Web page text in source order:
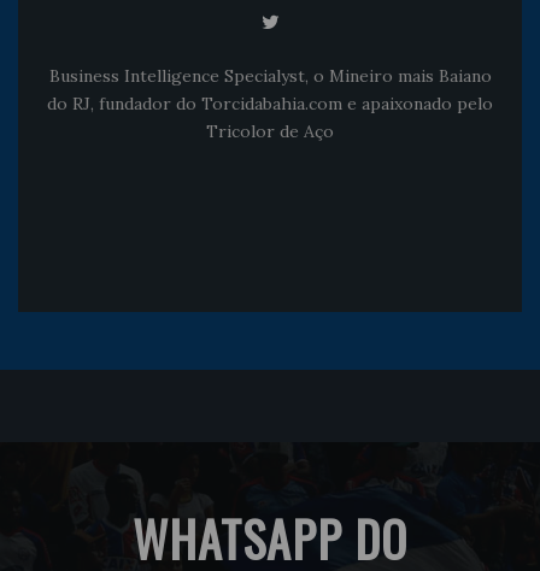
Business Intelligence Specialyst, o Mineiro mais Baiano
do RJ, fundador do Torcidabahia.com e apaixonado pelo
Tricolor de Aço
WHATSAPP DO